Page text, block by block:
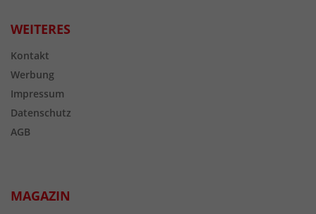
WEITERES
Kontakt
Werbung
Impressum
Datenschutz
AGB
MAGAZIN